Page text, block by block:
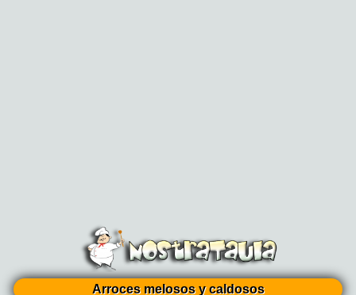
Arroces melosos y caldosos